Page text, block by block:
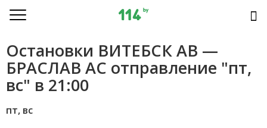
Остановки ВИТЕБСК АВ —
БРАСЛАВ АС отправление "пт,
вс" в 21:00
пт, вс